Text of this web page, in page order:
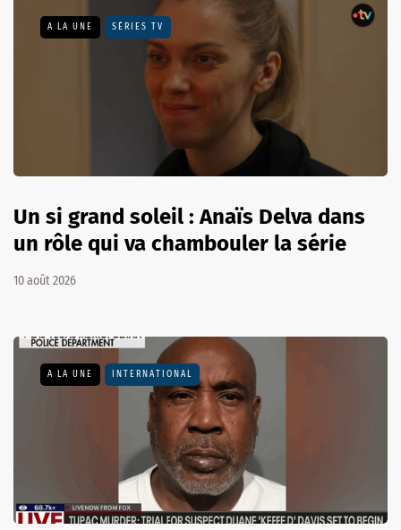
A LA UNE SÉRIES TV
Un si grand soleil : Anaïs Delva dans
un rôle qui va chambouler la série
10 août 2026
A LA UNE INTERNATIONAL